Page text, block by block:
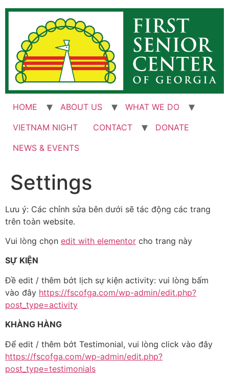
Skip
HOME ABOUT US
WHAT WE DO
VIETNAM NIGHT
CONTACT
DONATE
NEWS & EVENTS
Settings
Lưu ý: Các chỉnh sửa bên dưới sẽ tác động các trang
trên toàn website.
Vui lòng chọn edit with elementor cho trang này
SỰ KIỆN
Đề edit / thêm bớt lịch sự kiện activity: vui lòng bấm
vào đây https://fscofga.com/wp-admin/edit.php?
post_type=activity
KHÀNG HÀNG
Để edit / thêm bớt Testimonial, vui lòng click vào đây
https://fscofga.com/wp-admin/edit.php?
post_type=testimonials